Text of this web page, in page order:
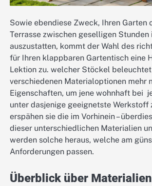
Sowie ebendiese Zweck, Ihren Garten
Terrasse zwischen geselligen Stunden
auszustatten, kommt der Wahl des
für Ihren klappbaren Gartentisch eine
Lektion zu. welcher Stöckel
verschiedenen Materialoptionen mehr
Eigenschaften, um jene wohnhaft bei
unter dasjenige geeignetste Werkstoff
erspähen sie die im Vorhinein –
dieser unterschiedlichen Materialien
werden solche heraus, welche am
Anforderungen passen.
Überblick über